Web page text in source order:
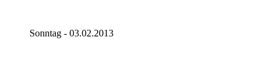
Sonntag - 03.02.2013